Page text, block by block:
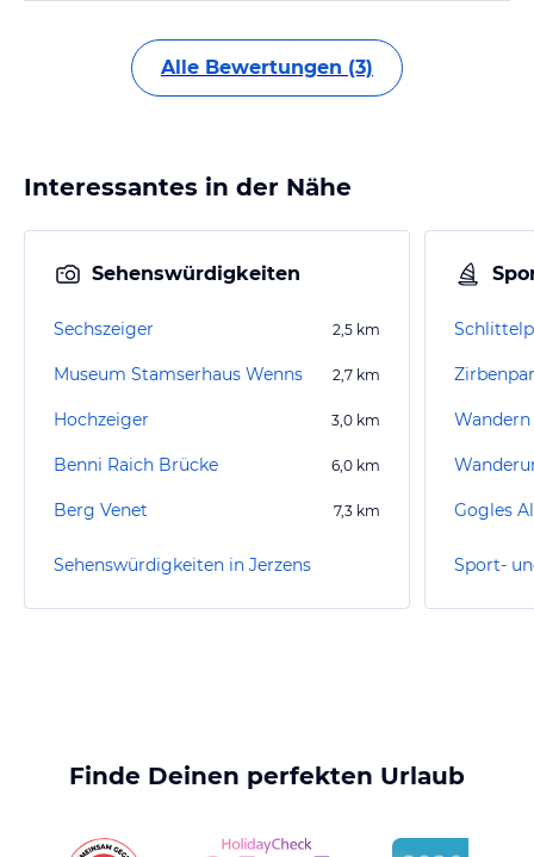
Alle Bewertungen (3)
Interessantes in der Nähe
Sehenswürdigkeiten
Sechszeiger 2,5 km
Museum Stamserhaus Wenns 2,7 km
Hochzeiger 3,0 km
Benni Raich Brücke 6,0 km
Berg Venet 7,3 km
Sehenswürdigkeiten in Jerzens
Gogles
Sport-
Finde Deinen perfekten Urlaub